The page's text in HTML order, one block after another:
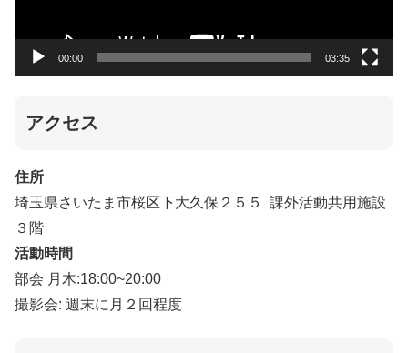
00:00 03:35
アクセス
住所
埼玉県さいたま市桜区下大久保２５５ 課外活動共用施設
３階
活動時間
部会 月木:18:00~20:00
撮影会: 週末に月２回程度